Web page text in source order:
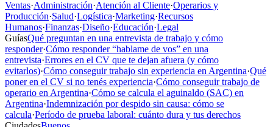
Ventas·Administración·Atención al Cliente·Operarios y
Producción·Salud·Logística·Marketing·Recursos
Humanos·Finanzas·Diseño·Educación·Legal
GuíasQué preguntan en una entrevista de trabajo y cómo
responder·Cómo responder “hablame de vos” en una
entrevista·Errores en el CV que te dejan afuera (y cómo
evitarlos)·Cómo conseguir trabajo sin experiencia en Argentina·Qué
poner en el CV si no tenés experiencia·Cómo conseguir trabajo de
operario en Argentina·Cómo se calcula el aguinaldo (SAC) en
Argentina·Indemnización por despido sin causa: cómo se
calcula·Período de prueba laboral: cuánto dura y tus derechos